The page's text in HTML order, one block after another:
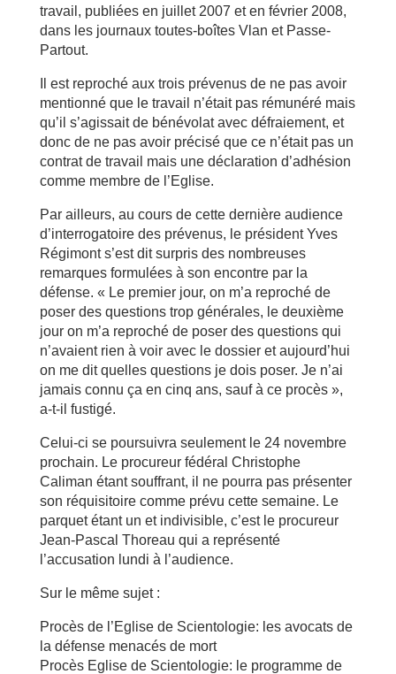
travail, publiées en juillet 2007 et en février 2008,
dans les journaux toutes-boîtes Vlan et Passe-
Partout.
Il est reproché aux trois prévenus de ne pas avoir
mentionné que le travail n’était pas rémunéré mais
qu’il s’agissait de bénévolat avec défraiement, et
donc de ne pas avoir précisé que ce n’était pas un
contrat de travail mais une déclaration d’adhésion
comme membre de l’Eglise.
Par ailleurs, au cours de cette dernière audience
d’interrogatoire des prévenus, le président Yves
Régimont s’est dit surpris des nombreuses
remarques formulées à son encontre par la
défense. « Le premier jour, on m’a reproché de
poser des questions trop générales, le deuxième
jour on m’a reproché de poser des questions qui
n’avaient rien à voir avec le dossier et aujourd’hui
on me dit quelles questions je dois poser. Je n’ai
jamais connu ça en cinq ans, sauf à ce procès »,
a-t-il fustigé.
Celui-ci se poursuivra seulement le 24 novembre
prochain. Le procureur fédéral Christophe
Caliman étant souffrant, il ne pourra pas présenter
son réquisitoire comme prévu cette semaine. Le
parquet étant un et indivisible, c’est le procureur
Jean-Pascal Thoreau qui a représenté
l’accusation lundi à l’audience.
Sur le même sujet :
Procès de l’Eglise de Scientologie: les avocats de
la défense menacés de mort
Procès Eglise de Scientologie: le programme de